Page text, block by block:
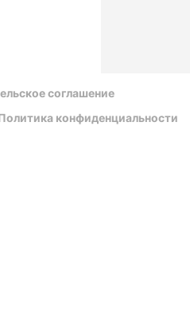
соглашение
конфиденциальности